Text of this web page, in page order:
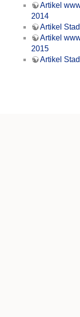
Artikel
2014
Artikel
Artikel
2015
Artikel